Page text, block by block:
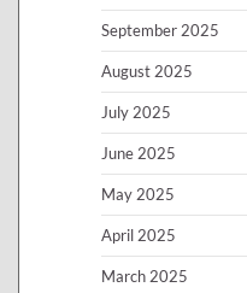
September 2025
August 2025
July 2025
June 2025
May 2025
April 2025
March 2025